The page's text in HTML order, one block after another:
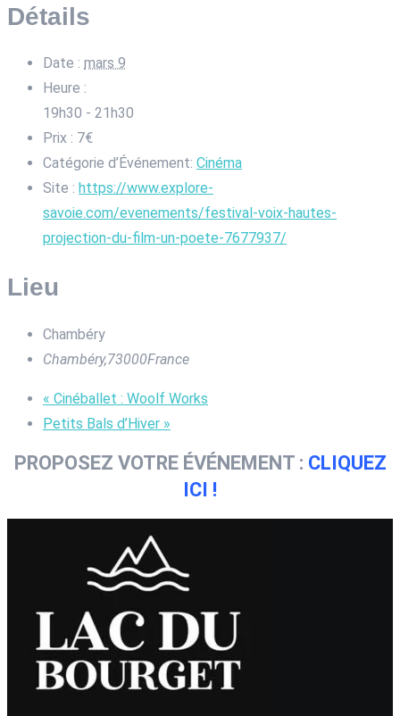
Détails
Date : mars 9
Heure :
19h30 - 21h30
Prix : 7€
Catégorie d’Événement: Cinéma
Site : https://www.explore-
savoie.com/evenements/festival-voix-hautes-
projection-du-film-un-poete-7677937/
Lieu
Chambéry
Chambéry,73000France
« Cinéballet : Woolf Works
Petits Bals d’Hiver »
PROPOSEZ VOTRE ÉVÉNEMENT : CLIQUEZ
ICI !